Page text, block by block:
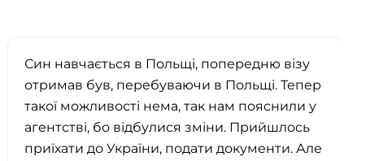
Син навчається в Польщі, попередню візу
отримав був, перебуваючи в Польщі. Тепер
такої можливості нема, так нам пояснили у
агентстві, бо відбулися зміни. Прийшлось
приїхати до України, подати документи. Але